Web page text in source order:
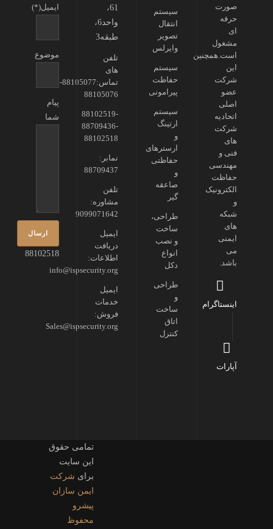
ایمیل(*)
موضوع
پیام
شما
88102518
61،
واحد6،
طبقه3
تلفن
های
تماس:88105077-
88105076
88102519-
88709436-
88102518
نمابر:
88709437
تلفن
مشاوره:
9099071642
ایمیل
دریافت
اطلاعات:
info@ispsecurity.org
ایمیل
خدمات
فروش:
Sales@ispsecurity.org
سیستم
انتقال
تصویر
وایرلس
سیستم
حفاظت
پیرامونی
سیستم
ارتینگ
و
ارسترهای
حفاظتی
و
صاعقه
گیر
طراحی،
ساخت
و نصب
انواع
دکل
طراحی
و
ساخت
اتاق
کنترل
صورت
حرفه
ای
مشغول
است.همچنین
این
شرکت
عضو
اصلی
اتحادیه
شرکت
های
فنی و
مهندسی
حفاظت
الکترونیک
و
شبکه
های
ایمنی
می
باشد.
اینستاگرام
آپارات
تمامی حقوق
این سایت
برای شرکت
ایمن سازان
پیشرو
محفوظ